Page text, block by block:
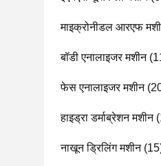
माइक्रोनीडल आरएफ
बॉडी एनालाइजर मशीन
फेस एनालाइजर मशीन
हाइड्रा डर्माब्रेशन मशीन
नाखून ड्रिलिंग मशीन